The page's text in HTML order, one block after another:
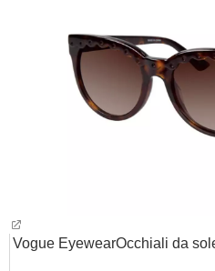
Vogue EyewearOcchiali da